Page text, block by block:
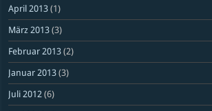
April 2013 (1)
März 2013 (3)
Februar 2013 (2)
Januar 2013 (3)
Juli 2012 (6)